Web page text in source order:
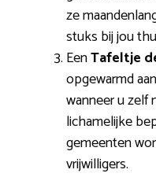
ze
stuks bij jou
EenTafeltje
opgewarmd
wanneer u zelf
lichamelijke
gemeenten
vrijwilligers.